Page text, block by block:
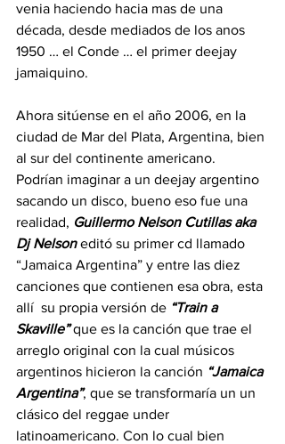
venia haciendo hacia mas de una
década, desde mediados de los anos
1950 … el Conde … el primer deejay
jamaiquino.
Ahora sitúense en el año 2006, en la
ciudad de Mar del Plata, Argentina, bien
al sur del continente americano.
Podrían imaginar a un deejay argentino
sacando un disco, bueno eso fue una
realidad, Guillermo Nelson Cutillas aka
Dj Nelson editó su primer cd llamado
“Jamaica Argentina” y entre las diez
canciones que contienen esa obra, esta
allí  su propia versión de “Train a
Skaville” que es la canción que trae el
arreglo original con la cual músicos
argentinos hicieron la canción “Jamaica
Argentina”, que se transformaría un un
clásico del reggae under
latinoamericano. Con lo cual bien